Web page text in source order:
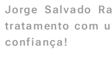
Jorge Salvado
tratamento com
confiança!